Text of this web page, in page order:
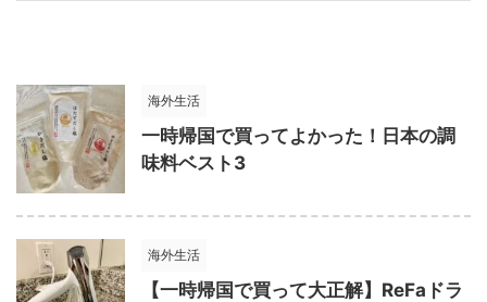
海外生活
一時帰国で買ってよかった！日本の調
味料ベスト3
海外生活
【一時帰国で買って大正解】ReFaドラ